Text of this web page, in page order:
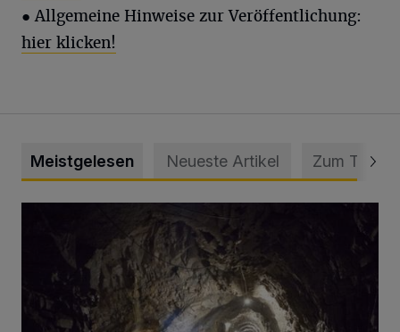
● Allgemeine Hinweise zur Veröffentlichung:
hier klicken!
Meistgelesen Neueste Artikel Zum Thema